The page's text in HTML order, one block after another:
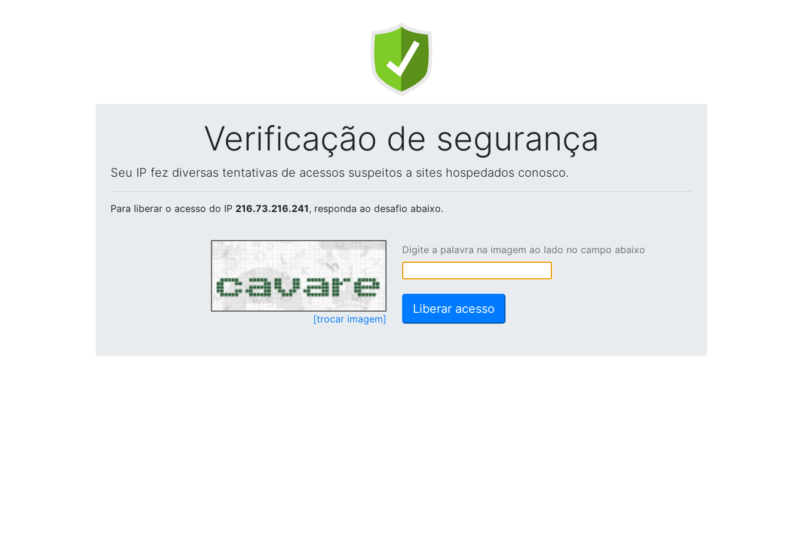
Verificação de segurança
Seu IP fez diversas tentativas de acessos suspeitos a sites hospedados conosco.
Para liberar o acesso do IP 216.73.216.241, responda ao desafio abaixo.
[trocar imagem]
Digite a palavra na imagem ao lado no campo abaixo